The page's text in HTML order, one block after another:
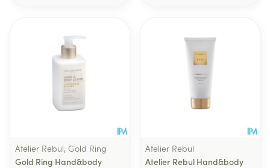
Atelier Rebul, Gold Ring
Gold Ring Hand&body
Atelier Rebul
Atelier Rebul Hand&body